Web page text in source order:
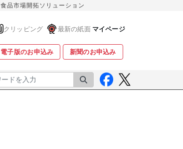
食品市場開拓ソリューション
クリッピング 最新の紙面 マイページ
電子版のお申込み 新聞のお申込み
検索